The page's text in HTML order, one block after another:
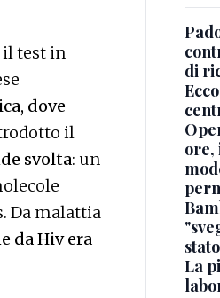
il test in
dove
il
svolta: un
Da malattia
da Hiv era
di
ore,
La